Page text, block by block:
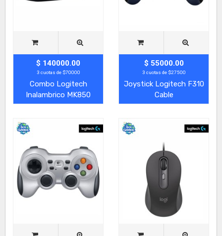
$ 140000.00
3 cuotas de $70000
Combo Logitech
Inalambrico MK850
$ 55000.00
3 cuotas de $27500
Joystick Logitech F310
Cable